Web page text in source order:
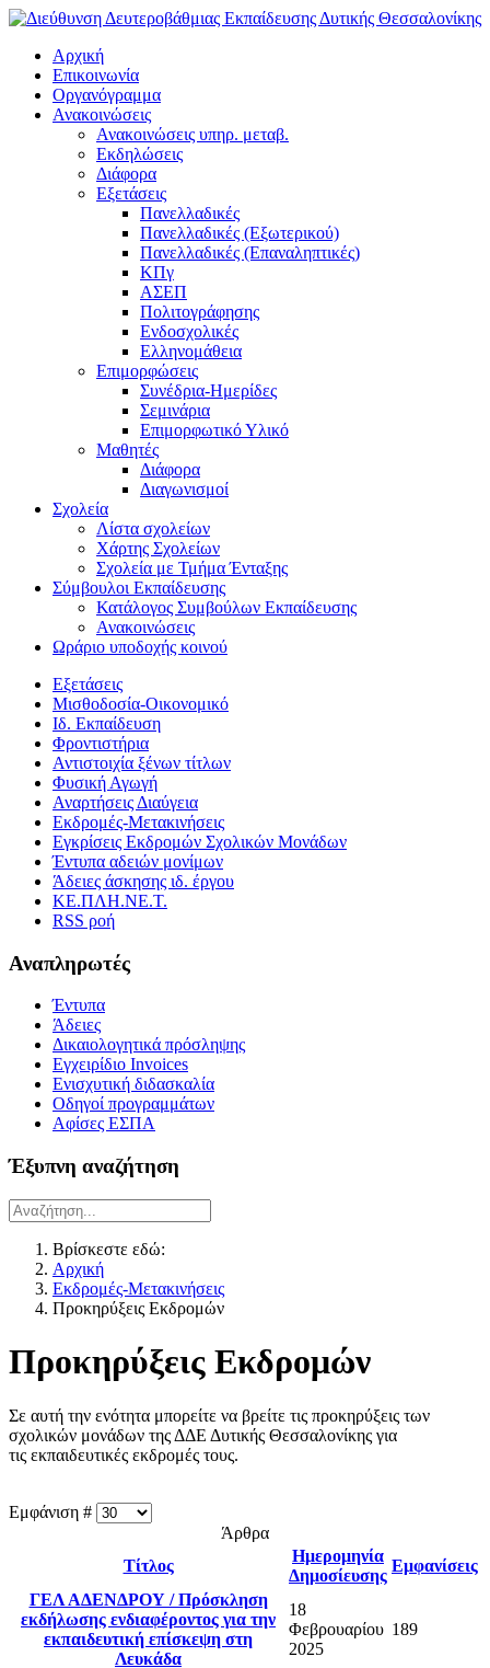
Αρχική
Επικοινωνία
Οργανόγραμμα
Ανακοινώσεις
Ανακοινώσεις υπηρ. μεταβ.
Εκδηλώσεις
Διάφορα
Εξετάσεις
Πανελλαδικές
Πανελλαδικές (Εξωτερικού)
Πανελλαδικές (Επαναληπτικές)
ΚΠγ
ΑΣΕΠ
Πολιτογράφησης
Ενδοσχολικές
Ελληνομάθεια
Επιμορφώσεις
Συνέδρια-Ημερίδες
Σεμινάρια
Επιμορφωτικό Υλικό
Μαθητές
Διάφορα
Διαγωνισμοί
Σχολεία
Λίστα σχολείων
Χάρτης Σχολείων
Σχολεία με Τμήμα Ένταξης
Σύμβουλοι Εκπαίδευσης
Κατάλογος Συμβούλων Εκπαίδευσης
Ανακοινώσεις
Ωράριο υποδοχής κοινού
Εξετάσεις
Μισθοδοσία-Οικονομικό
Ιδ. Εκπαίδευση
Φροντιστήρια
Αντιστοιχία ξένων τίτλων
Φυσική Αγωγή
Αναρτήσεις Διαύγεια
Εκδρομές-Μετακινήσεις
Εγκρίσεις Εκδρομών Σχολικών Μονάδων
Έντυπα αδειών μονίμων
Άδειες άσκησης ιδ. έργου
ΚΕ.ΠΛΗ.ΝΕ.Τ.
RSS ροή
Αναπληρωτές
Έντυπα
Άδειες
Δικαιολογητικά πρόσληψης
Εγχειρίδιο Invoices
Ενισχυτική διδασκαλία
Οδηγοί προγραμμάτων
Αφίσες ΕΣΠΑ
Έξυπνη αναζήτηση
Βρίσκεστε εδώ:
Αρχική
Εκδρομές-Μετακινήσεις
Προκηρύξεις Εκδρομών
Προκηρύξεις Εκδρομών
Σε αυτή την ενότητα μπορείτε να βρείτε τις προκηρύξεις των
σχολικών μονάδων της ΔΔΕ Δυτικής Θεσσαλονίκης για
τις εκπαιδευτικές εκδρομές τους.
Εμφάνιση #
Άρθρα
Τίτλος
Ημερομηνία
Δημοσίευσης
Εμφανίσεις
ΓΕΛ ΑΔΕΝΔΡΟΥ / Πρόσκληση
εκδήλωσης ενδιαφέροντος για την
εκπαιδευτική επίσκεψη στη
Λευκάδα
18
Φεβρουαρίου
2025
189